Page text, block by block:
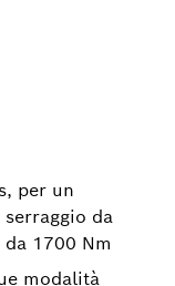
per un
da
1700 Nm
modalità